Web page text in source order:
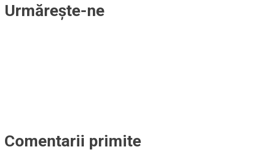
Urmărește-ne
Comentarii primite